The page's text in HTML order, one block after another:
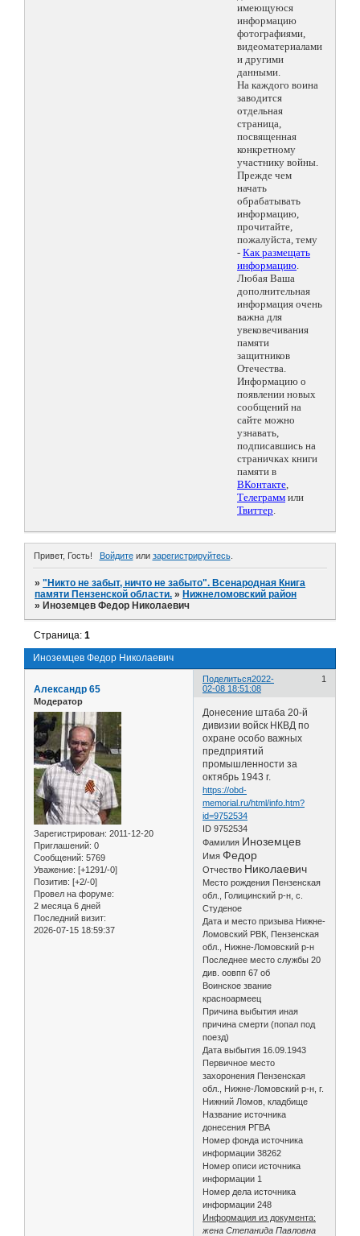
имеющуюся
информацию
фотографиями,
видеоматериалами
и другими
данными.
На каждого воина
заводится
отдельная
страница,
посвященная
конкретному
участнику войны.
Прежде чем
начать
обрабатывать
информацию,
прочитайте,
пожалуйста, тему
- Как размещать
информацию.
Любая Ваша
дополнительная
информация очень
важна для
увековечивания
памяти
защитников
Отечества.
Информацию о
появлении новых
сообщений на
сайте можно
узнавать,
подписавшись на
страничках книги
памяти в
ВКонтакте,
Телеграмм или
Твиттер.
Привет, Гость! Войдитеили зарегистрируйтесь.
»"Никто не забыт, ничто не забыто". Всенародная Книга
памяти Пензенской области. » Нижнеломовский район
» Иноземцев Федор Николаевич
Иноземцев Федор Николаевич
Страница:1
Поделиться 1
2022-
02-08 18:51:08
Александр 65
Модератор
Зарегистрирован: 2011-12-20
Приглашений: 0
Сообщений: 5769
Уважение: [+1291/-0]
Позитив: [+2/-0]
Провел на форуме:
2 месяца 6 дней
Последний визит:
2026-07-15 18:59:37
Донесение штаба 20-й
дивизии войск НКВД по
охране особо важных
предприятий
промышленности за
октябрь 1943 г.
https://obd-
memorial.ru/html/info.htm?
id=9752534
ID 9752534
Фамилия Иноземцев
ИмяФедор
Отчество Николаевич
Место рождения Пензенская
обл., Голицинский р-н, с.
Студеное
Дата и место призыва Нижне-
Ломовский РВК, Пензенская
обл., Нижне-Ломовский р-н
Последнее место службы 20
див. оовпп 67 об
Воинское звание
красноармеец
Причина выбытия иная
причина смерти (попал под
поезд)
Дата выбытия 16.09.1943
Первичное место
захоронения Пензенская
обл., Нижне-Ломовский р-н, г.
Нижний Ломов, кладбище
Название источника
донесения РГВА
Номер фонда источника
информации 38262
Номер описи источника
информации 1
Номер дела источника
информации 248
Информация из документа:
жена Степанида Павловна